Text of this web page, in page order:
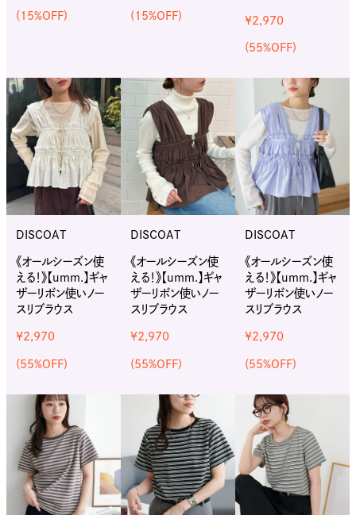
(15%OFF) (15%OFF) ¥2,970
(55%OFF)
DISCOAT
《オールシーズン使
える！》【umm.】ギャ
ザーリボン使いノー
スリブラウス
¥2,970
(55%OFF)
DISCOAT
《オールシーズン使
える！》【umm.】ギャ
ザーリボン使いノー
スリブラウス
¥2,970
(55%OFF)
DISCOAT
《オールシーズン使
える！》【umm.】ギャ
ザーリボン使いノー
スリブラウス
¥2,970
(55%OFF)